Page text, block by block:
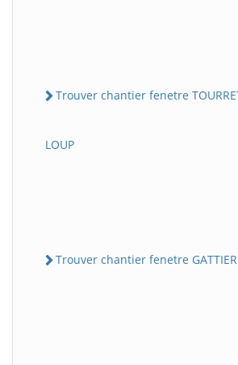
Trouver chantier fenetre
LOUP
Trouver chantier fenetre